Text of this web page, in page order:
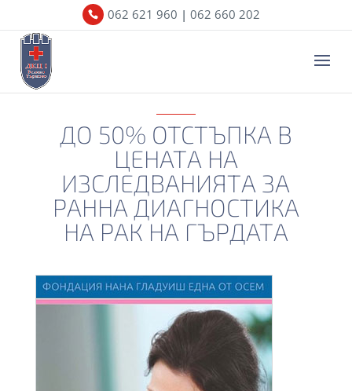
062 621 960 | 062 660 202
ДО 50% ОТСТЪПКА В
ЦЕНАТА НА
ИЗСЛЕДВАНИЯТА ЗА
РАННА ДИАГНОСТИКА
НА РАК НА ГЪРДАТА